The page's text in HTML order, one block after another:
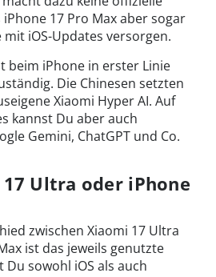
17 Pro Max aber sogar
mit iOS-Updates versorgen.
beim iPhone in erster Linie
Die Chinesen setzten
Xiaomi Hyper AI. Auf
kannst Du aber auch
Gemini, ChatGPT und Co.
Ultra oder iPhone
zwischen Xiaomi 17 Ultra
ist das jeweils genutzte
Du sowohl iOS als auch